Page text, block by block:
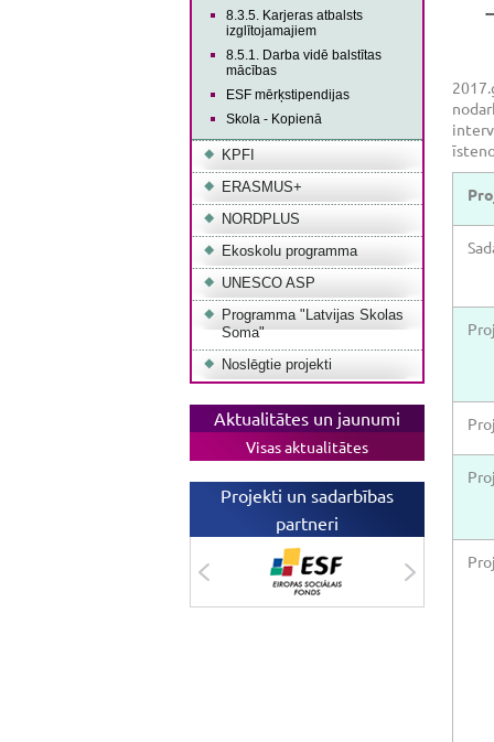
8.3.5. Karjeras atbalsts
izglītojamajiem
8.5.1. Darba vidē balstītas
mācības
ESF mērķstipendijas
Skola - Kopienā
KPFI
ERASMUS+
NORDPLUS
Ekoskolu programma
UNESCO ASP
Programma "Latvijas Skolas
Soma"
Noslēgtie projekti
Aktualitātes un jaunumi
Visas aktualitātes
Projekti un sadarbības
partneri